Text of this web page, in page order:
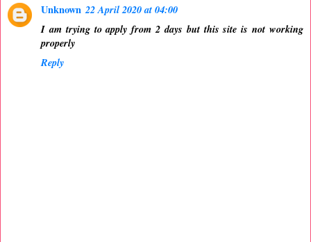
Unknown 22 April 2020 at 04:00
I am trying to apply from 2 days but this site is not working
properly
Reply